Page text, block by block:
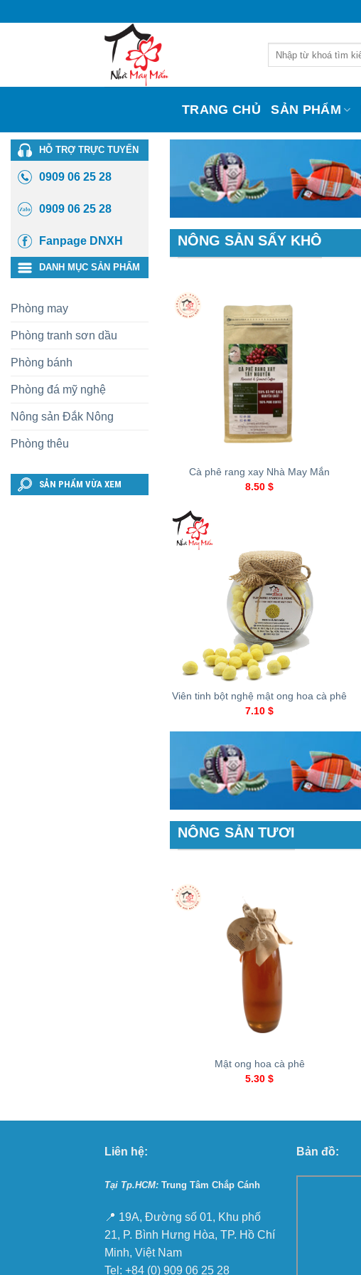
to
TRANG CHỦ SẢN PHẨM
HỖ TRỢ TRỰC TUYẾN
0909 06 25 28
0909 06 25 28
Fanpage DNXH
DANH MỤC SẢN PHẨM
Phòng may
Phòng tranh sơn dầu
Phòng bánh
Phòng đá mỹ nghệ
Nông sản Đắk Nông
Phòng thêu
SẢN PHẨM VỪA XEM
NÔNG SẢN SẤY KHÔ
Cà phê rang xay Nhà May Mắn
8.50$
+
Viên tinh bột nghệ mật ong hoa cà phê
7.10$
NÔNG SẢN TƯƠI
Mật ong hoa cà phê
5.30$
Liên hệ:
Tại Tp.HCM: Trung Tâm Chắp Cánh
📍 19A, Đường số 01, Khu phố
21, P. Bình Hưng Hòa, TP. Hồ Chí
Minh, Việt Nam
Tel: +84 (0) 909 06 25 28
Bản đồ: